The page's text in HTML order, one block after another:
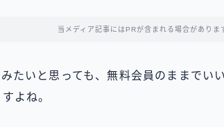
当メディア記事にはPRが含まれる場合がありま
たいと思っても、無料会員のままでい
よね。